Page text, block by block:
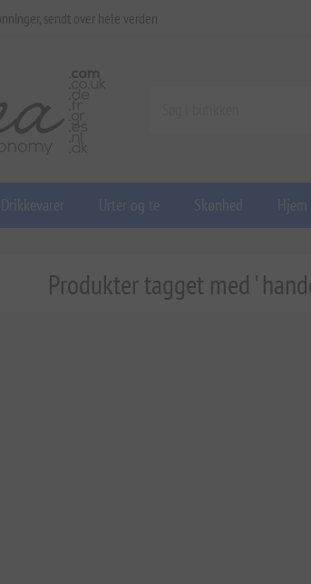
sendt over hele verden
Drikkevarer Urter og te Skønhed Hjem
Produkter tagget med '